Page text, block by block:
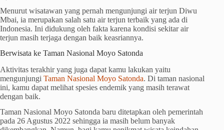
Menurut wisatawan yang pernah mengunjungi air terjun Diwu
Mbai, ia merupakan salah satu air terjun terbaik yang ada di
Indonesia. Ini didukung oleh fakta karena kondisi sekitar air
terjun masih terjaga dengan baik keasriannya.
Berwisata ke Taman Nasional Moyo Satonda
Aktivitas terakhir yang juga dapat kamu lakukan yaitu
mengunjungi Taman Nasional Moyo Satonda. Di taman nasional
ini, kamu dapat melihat spesies endemik yang masih terawat
dengan baik.
Taman Nasional Moyo Satonda baru ditetapkan oleh pemerintah
pada 26 Agustus 2022 sehingga ia masih belum banyak